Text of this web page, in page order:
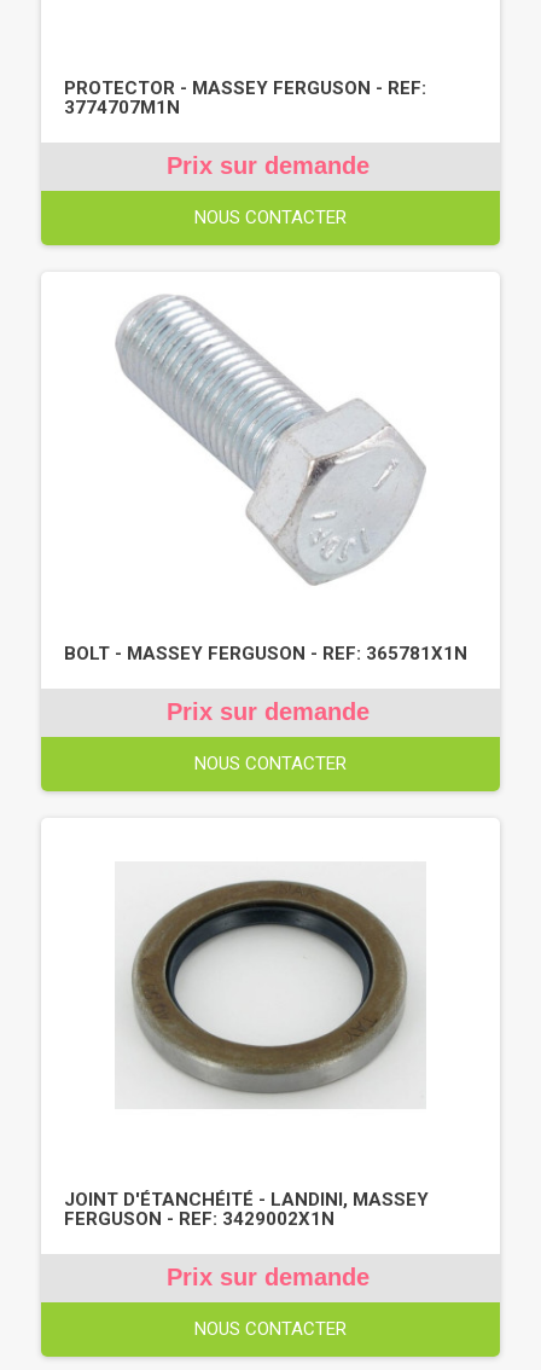
PROTECTOR - MASSEY FERGUSON - REF:
3774707M1N
Prix sur demande
NOUS CONTACTER
BOLT - MASSEY FERGUSON - REF: 365781X1N
Prix sur demande
NOUS CONTACTER
JOINT D'ÉTANCHÉITÉ - LANDINI, MASSEY
FERGUSON - REF: 3429002X1N
Prix sur demande
NOUS CONTACTER